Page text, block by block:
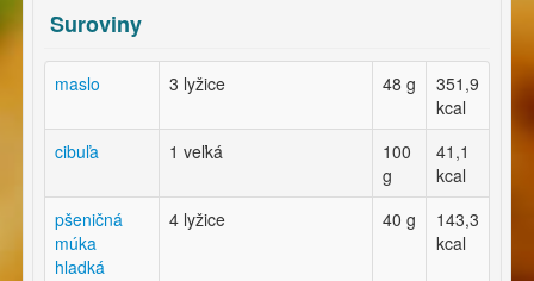
Suroviny
maslo 3 lyžice 48 g
351,9
kcal
cibuľa
1 veľká
100
g
41,1
kcal
pšeničná
múka
hladká
4 lyžice 40 g
143,3
kcal